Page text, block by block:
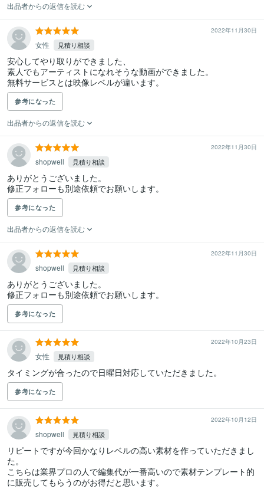
出品者からの返信を読む
2022年11月30日
女性 見積り相談
安心してやり取りができました、
素人でもアーティストになれそうな動画ができました。
無料サービスとは映像レベルが違います。
参考になった
出品者からの返信を読む
2022年11月30日
shopwell 見積り相談
ありがとうございました。
修正フォローも別途依頼でお願いします。
参考になった
出品者からの返信を読む
2022年11月30日
shopwell 見積り相談
ありがとうございました。
修正フォローも別途依頼でお願いします。
参考になった
2022年10月23日
女性 見積り相談
タイミングが合ったので日曜日対応していただきました。
参考になった
2022年10月12日
shopwell 見積り相談
リピートですが今回かなりレベルの高い素材を作っていただきまし
た。
こちらは業界プロの人で編集代が一番高いので素材テンプレート的
に販売してもらうのがお得だと思います。